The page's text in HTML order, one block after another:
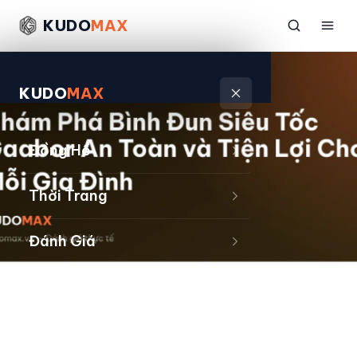
KUDOMAX
KUDOMAX
Đồng Hồ
Thời Trang
Đánh Giá